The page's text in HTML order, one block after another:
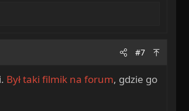
#7
Był taki filmik na forum, gdzie go